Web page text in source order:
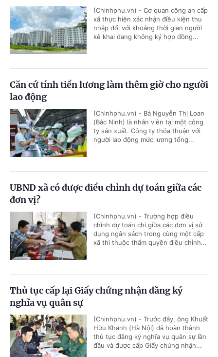
(Chinhphu.vn) - Cơ quan công an cấp
xã thực hiện xác nhận điều kiện thu
nhập đối với khoảng thời gian người
kê khai đang không ký hợp đồng...
Căn cứ tính tiền lương làm thêm giờ cho người
lao động
(Chinhphu.vn) - Bà Nguyễn Thị Loan
(Bắc Ninh) là nhân viên tại một công
ty sản xuất. Công ty thỏa thuận với
người lao động mức lương tổng...
UBND xã có được điều chỉnh dự toán giữa các
đơn vị?
(Chinhphu.vn) - Trường hợp điều
chỉnh dự toán chi giữa các đơn vị sử
dụng ngân sách trong cùng một cấp
xã thì thuộc thẩm quyền điều chỉnh...
Thủ tục cấp lại Giấy chứng nhận đăng ký
nghĩa vụ quân sự
(Chinhphu.vn) - Trước đây, ông Khuất
Hữu Khánh (Hà Nội) đã hoàn thành
thủ tục đăng ký nghĩa vụ quân sự lần
đầu và được cấp Giấy chứng nhận...